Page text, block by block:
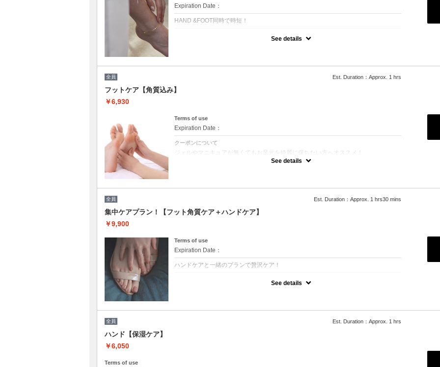
Expiration Date：
HAND &FOOT同時で時短！
たくさんのプランの中からお客様に合ったものをご提案致します
【同時施術希望】と記載をお願いします。
☆こちらから予約されたお客様は5%OFFの価格で施術可能☆
次回ご予約が一番お得！(10%OFF)
See details
全員 Est. Duration：Approx. 1 hrs
フットケア【角質込み】
￥6,930
Terms of use
Expiration Date：
クーポンについて
ジェルやマニキュアが無くてもお足元を綺麗に保ちたい方へオススメ！
お爪整え→甘皮ケア→バッフィング→角質除去→スクラブ→マッサージ
See details
全員 Est. Duration：Approx. 1 hrs30 mins
集中ケアプラン！【フット角質ケア＋ハンドケア】
￥9,900
Terms of use
Expiration Date：
ハンドケアと一緒のプランで贅沢ケア！
ハンドフット同時施術希望の方は備考欄に【同時施術希望】と記入をお願い致しま
See details
全員 Est. Duration：Approx. 1 hrs
ハンド【保湿ケア】
￥6,050
Terms of use